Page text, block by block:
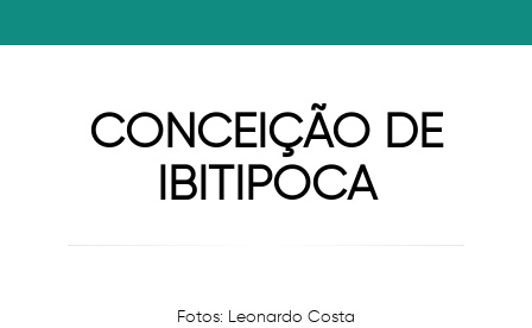
CONCEIÇÃO DE
IBITIPOCA
Fotos: Leonardo Costa